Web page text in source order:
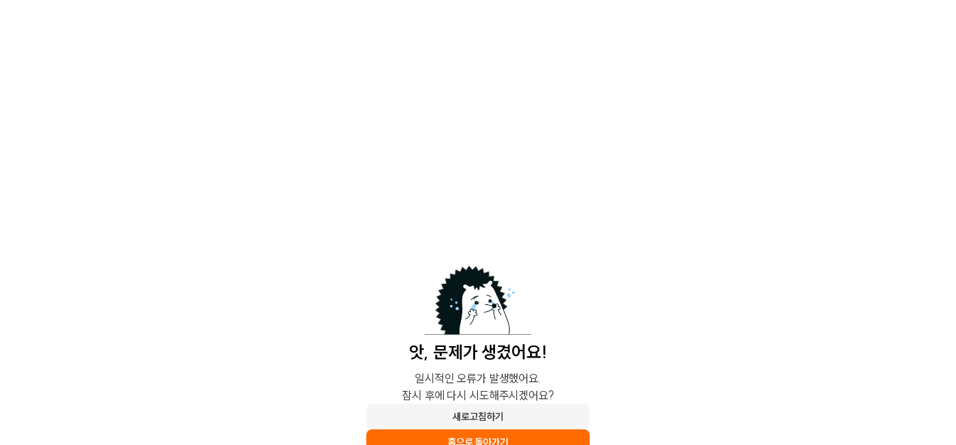
앗, 문제가 생겼어요!
일시적인 오류가 발생했어요.
잠시 후에 다시 시도해주시겠어요?
새로고침하기
홈으로 돌아가기